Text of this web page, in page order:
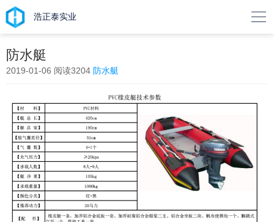
浩正泰实业 
防水艇
2019-01-06 阅读3204 防水艇